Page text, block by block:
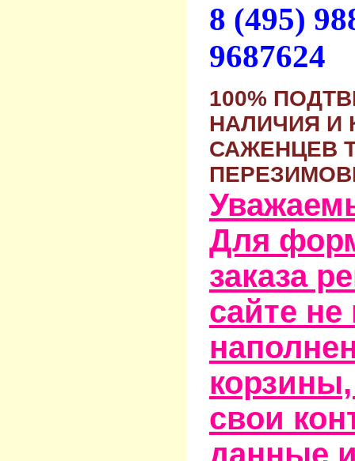
8 (495)
9687624
100%
НАЛИЧИЯ И
САЖЕНЦЕВ
Для
заказа
сайте
свои